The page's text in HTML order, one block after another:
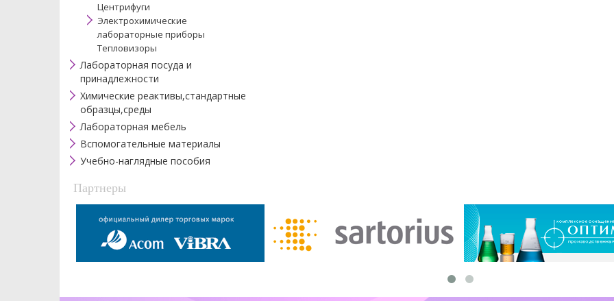
Центрифуги
Электрохимические
лабораторные приборы
Тепловизоры
Лабораторная посуда и
принадлежности
Химические реактивы,стандартные
образцы,среды
Лабораторная мебель
Вспомогательные материалы
Учебно-наглядные пособия
Партнеры